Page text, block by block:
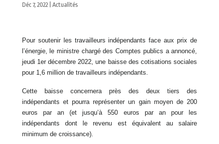
Déc 7, 2022| Actualités
Pour soutenir les travailleurs indépendants face aux prix de
l’énergie, le ministre chargé des Comptes publics a annoncé,
jeudi 1er décembre 2022, une baisse des cotisations sociales
pour 1,6 million de travailleurs indépendants.
Cette baisse concernera près des deux tiers des
indépendants et pourra représenter un gain moyen de 200
euros par an (et jusqu’à 550 euros par an pour les
indépendants dont le revenu est équivalent au salaire
minimum de croissance).